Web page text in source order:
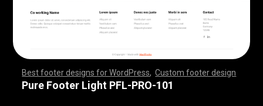
Best footer designs for WordPress ,Custom footer design
,,,,,,,,,,,,,,,,,,,,,,,,,,,,,,,,,,,,, ,,,,,,,,,,,,,,,,,,,,,,,,
,,,,,,,,,,,,,,,,,,,,,,,,,,,,,,,,,,,,, ,,,,,,,,,,,,,,,,,,,,,,,,
,,,,,,,,
Pure Footer Light PFL-PRO-101